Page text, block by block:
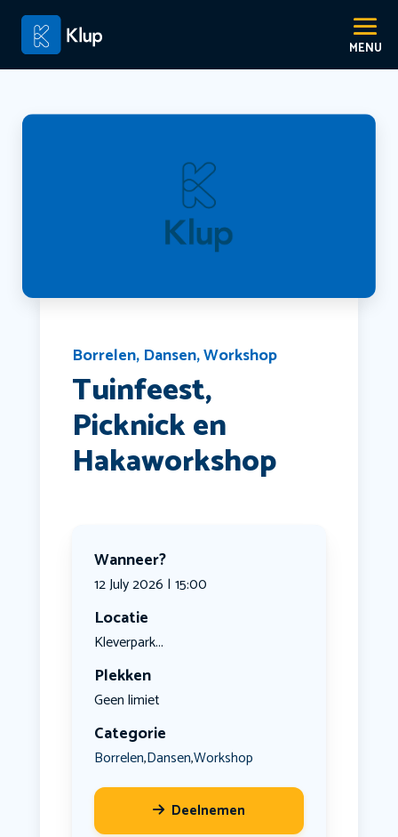
Borrelen, Dansen,Workshop
Tuinfeest,
Picknick en
Hakaworkshop
Wanneer?
12 July 2026 | 15:00
Locatie
Kleverpark...
Plekken
Geen limiet
Categorie
Borrelen,Dansen,Workshop
Deelnemen